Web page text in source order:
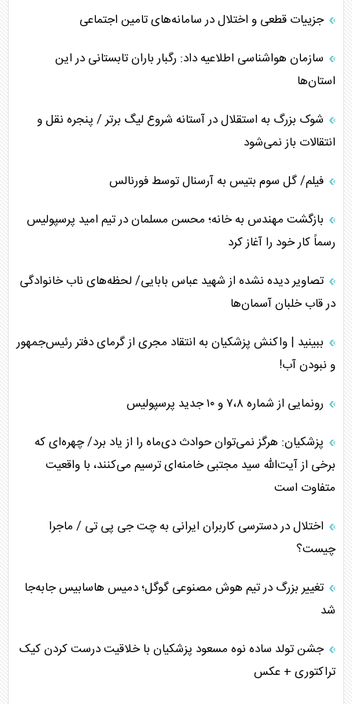
جزییات قطعی و اختلال در سامانه‌های تامین اجتماعی
سازمان هواشناسی اطلاعیه داد: رگبار باران تابستانی در این
استان‌ها
شوک بزرگ به استقلال در آستانه شروع لیگ برتر / پنجره نقل و
انتقالات باز نمی‌شود
فیلم/ گل سوم بتیس به آرسنال توسط فورنالس
بازگشت مهندس به خانه؛ محسن مسلمان در تیم امید پرسپولیس
رسماً کار خود را آغاز کرد
تصاویر دیده نشده از شهید عباس بابایی/ لحظه‌های ناب خانوادگی
در قاب خلبان آسمان‌ها
ببینید | واکنش پزشکیان به انتقاد مجری از گرمای دفتر رئیس‌جمهور
و نبودن آب!
رونمایی از شماره ۷،۸ و ۱۰ جدید پرسپولیس
پزشکیان: هرگز نمی‌توان حوادث دی‌ماه را از یاد برد/ چهره‌ای که
برخی از آیت‌الله سید مجتبی خامنه‌ای ترسیم می‌کنند، با واقعیت
متفاوت است
اختلال در دسترسی کاربران ایرانی به چت جی پی تی / ماجرا
چیست؟
تغییر بزرگ در تیم هوش مصنوعی گوگل؛ دمیس هاسابیس جابه‌جا
شد
جشن تولد ساده نوه مسعود پزشکیان با خلاقیت درست کردن کیک
تراکتوری + عکس